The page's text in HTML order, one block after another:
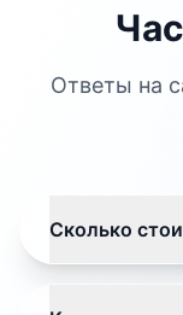
Ответы на
Сколько